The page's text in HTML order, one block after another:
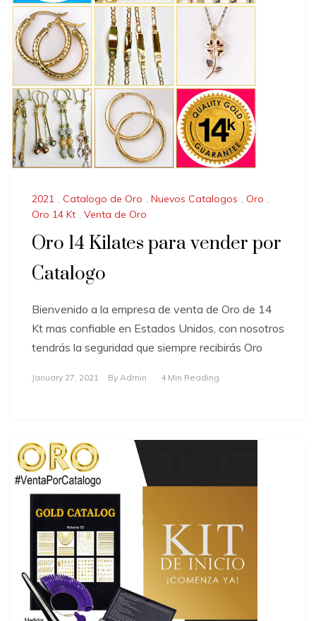
2021 , Catalogo de Oro , Nuevos Catalogos , Oro ,
Oro 14 Kt , Venta de Oro
Oro 14 Kilates para vender por
Catalogo
Bienvenido a la empresa de venta de Oro de 14
Kt mas confiable en Estados Unidos, con nosotros
tendrás la seguridad que siempre recibirás Oro
January 27, 2021 By Admin 4 Min Reading